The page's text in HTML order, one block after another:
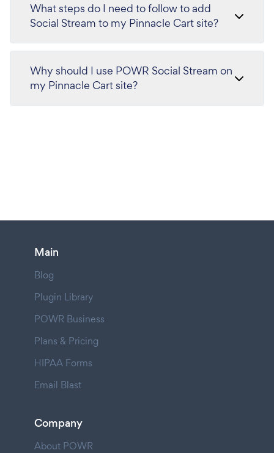
What steps do I need to follow to add
Social Stream to my Pinnacle Cart site?
Why should I use POWR Social Stream on
my Pinnacle Cart site?
Main
Blog
Plugin Library
POWR Business
Plans & Pricing
HIPAA Forms
Email Blast
Company
About POWR